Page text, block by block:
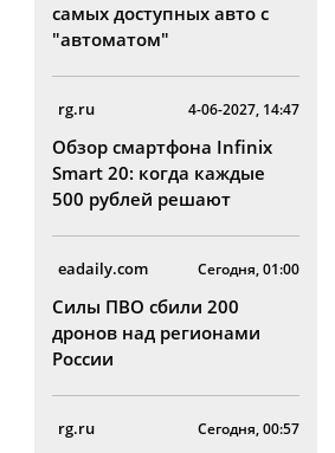
самых доступных авто с
"автоматом"
rg.ru 4-06-2027, 14:47
Обзор смартфона Infinix
Smart 20: когда каждые
500 рублей решают
eadaily.com Сегодня, 01:00
Силы ПВО сбили 200
дронов над регионами
России
rg.ru Сегодня, 00:57